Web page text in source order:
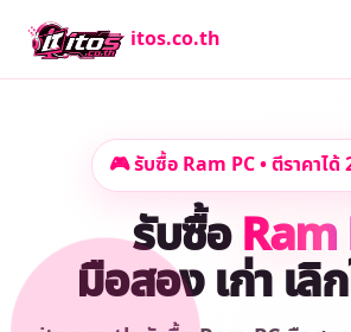
itos.co.th
🎮 รับซื้อ Ram PC • ตีราคาได้
รับซื้อRam
มือสอง เก่า เลิ